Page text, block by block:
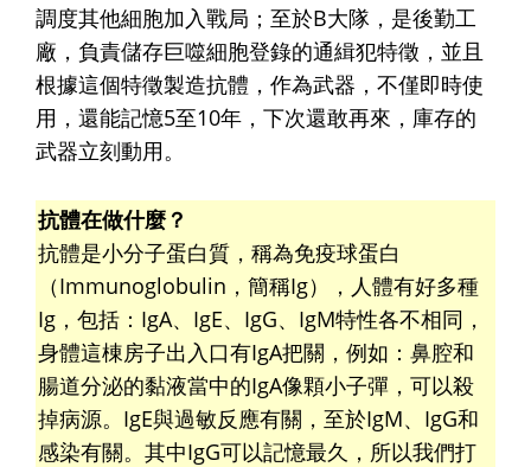
調度其他細胞加入戰局；至於B大隊，是後勤工
廠，負責儲存巨噬細胞登錄的通緝犯特徵，並且
根據這個特徵製造抗體，作為武器，不僅即時使
用，還能記憶5至10年，下次還敢再來，庫存的
武器立刻動用。
抗體在做什麼？
抗體是小分子蛋白質，稱為免疫球蛋白
（Immunoglobulin，簡稱Ig），人體有好多種
Ig，包括：IgA、IgE、IgG、IgM特性各不相同，
身體這棟房子出入口有IgA把關，例如：鼻腔和
腸道分泌的黏液當中的IgA像顆小子彈，可以殺
掉病源。IgE與過敏反應有關，至於IgM、IgG和
感染有關。其中IgG可以記憶最久，所以我們打